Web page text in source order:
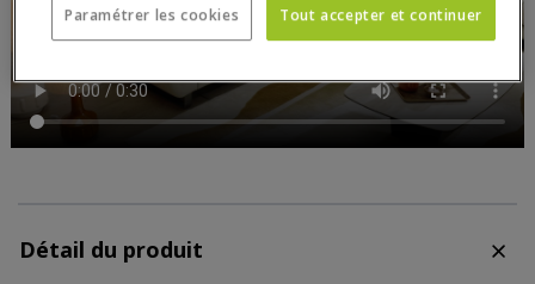
Détail du produit
Paramétrer les cookies Tout accepter et continuer